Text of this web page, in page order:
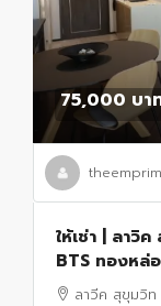
75,000 บา
ให้เช่า | ลาวิ
BTS ทองหล่
ตารางเมตร
ลาวีค สุขุมวิท